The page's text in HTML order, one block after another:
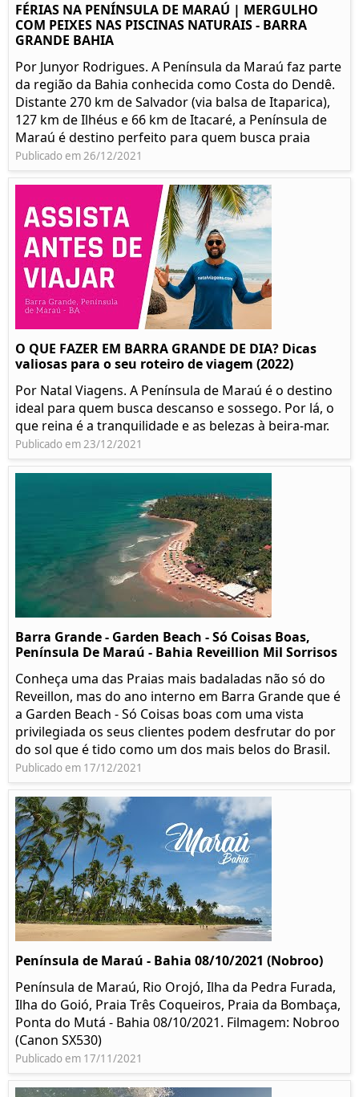
FÉRIAS NA PENÍNSULA DE MARAÚ | MERGULHO
COM PEIXES NAS PISCINAS NATURAIS - BARRA
GRANDE BAHIA
Por Junyor Rodrigues. A Península da Maraú faz parte
da região da Bahia conhecida como Costa do Dendê.
Distante 270 km de Salvador (via balsa de Itaparica),
127 km de Ilhéus e 66 km de Itacaré, a Península de
Maraú é destino perfeito para quem busca praia
Publicado em 26/12/2021
O QUE FAZER EM BARRA GRANDE DE DIA? Dicas
valiosas para o seu roteiro de viagem (2022)
Por Natal Viagens. A Península de Maraú é o destino
ideal para quem busca descanso e sossego. Por lá, o
que reina é a tranquilidade e as belezas à beira-mar.
Publicado em 23/12/2021
Barra Grande - Garden Beach - Só Coisas Boas,
Península De Maraú - Bahia Reveillion Mil Sorrisos
Conheça uma das Praias mais badaladas não só do
Reveillon, mas do ano interno em Barra Grande que é
a Garden Beach - Só Coisas boas com uma vista
privilegiada os seus clientes podem desfrutar do por
do sol que é tido como um dos mais belos do Brasil.
Publicado em 17/12/2021
Península de Maraú - Bahia 08/10/2021 (Nobroo)
Península de Maraú, Rio Orojó, Ilha da Pedra Furada,
Ilha do Goió, Praia Três Coqueiros, Praia da Bombaça,
Ponta do Mutá - Bahia 08/10/2021. Filmagem: Nobroo
(Canon SX530)
Publicado em 17/11/2021